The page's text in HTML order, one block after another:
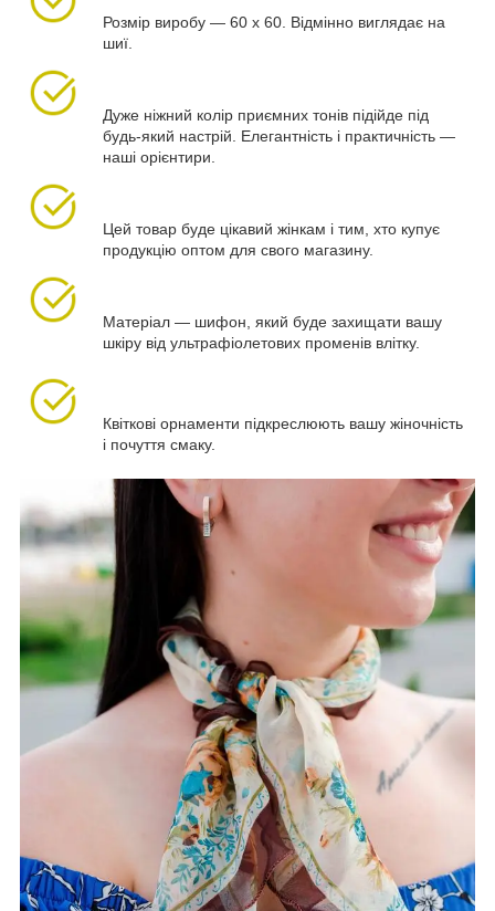
Розмір виробу — 60 х 60. Відмінно виглядає на
шиї.
Дуже ніжний колір приємних тонів підійде під
будь-який настрій. Елегантність і практичність —
наші орієнтири.
Цей товар буде цікавий жінкам і тим, хто купує
продукцію оптом для свого магазину.
Матеріал — шифон, який буде захищати вашу
шкіру від ультрафіолетових променів влітку.
Квіткові орнаменти підкреслюють вашу жіночність
і почуття смаку.